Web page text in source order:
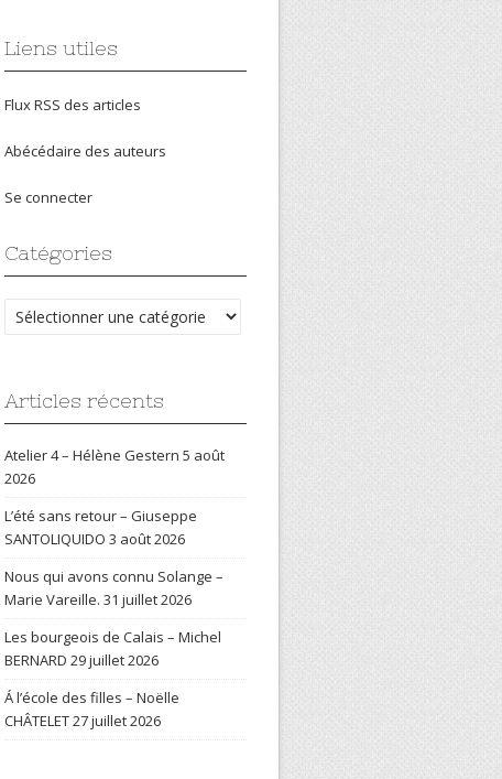
Liens utiles
Flux RSS des articles
Abécédaire des auteurs
Se connecter
Catégories
Catégories
Articles récents
Atelier 4 – Hélène Gestern 5 août
2026
L’été sans retour – Giuseppe
SANTOLIQUIDO 3 août 2026
Nous qui avons connu Solange –
Marie Vareille. 31 juillet 2026
Les bourgeois de Calais – Michel
BERNARD 29 juillet 2026
Á l’école des filles – Noëlle
CHÂTELET27 juillet 2026